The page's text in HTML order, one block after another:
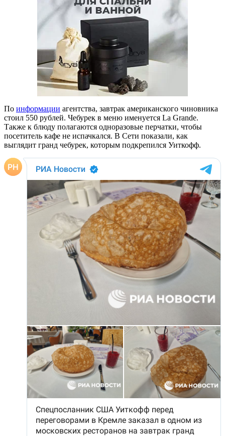
По информации агентства, завтрак американского чиновника
стоил 550 рублей. Чебурек в меню именуется La Grande.
Также к блюду полагаются одноразовые перчатки, чтобы
посетитель кафе не испачкался. В Сети показали, как
выглядит гранд чебурек, которым подкрепился Уиткофф.